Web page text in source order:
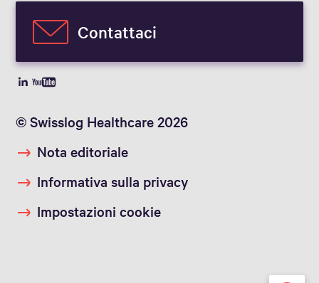
Contattaci
© Swisslog Healthcare 2026
Nota editoriale
Informativa sulla privacy
Impostazioni cookie